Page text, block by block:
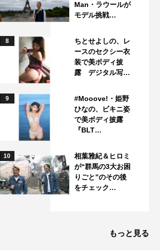
Man・ラウールが
モデル挑戦…
8
ちとせよしの、レ
ースのセクシー衣
装で美ボディ披
露 デジタル写…
9
#Mooove!・姫野
ひなの、ビキニ姿
で美ボディ披露
『BLT…
10
相葉雅紀＆ヒロミ
が“群馬の3大お困
りごと”のその後
をチェック…
もっと見る